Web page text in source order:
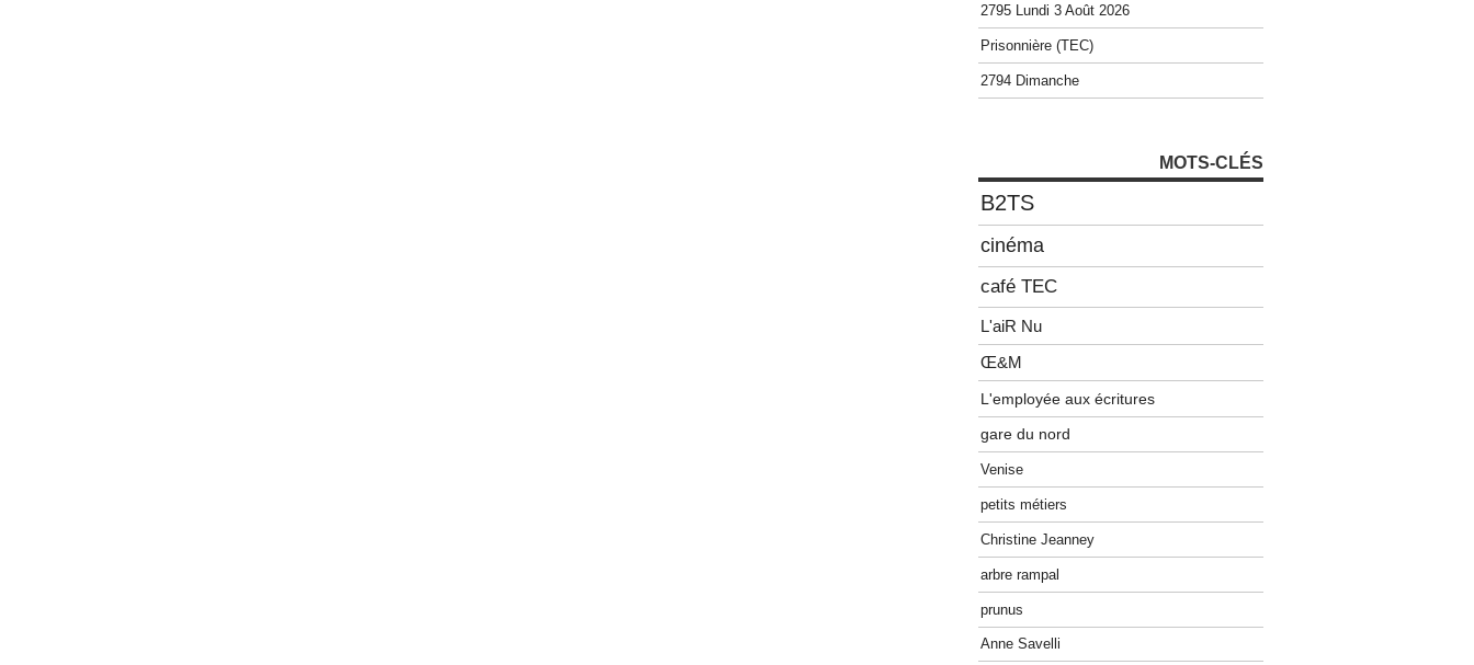
2795 Lundi 3 Août 2026
Prisonnière (TEC)
2794 Dimanche
MOTS-CLÉS
B2TS
cinéma
café TEC
L'aiR Nu
Œ&M
L'employée aux écritures
gare du nord
Venise
petits métiers
Christine Jeanney
arbre rampal
prunus
Anne Savelli